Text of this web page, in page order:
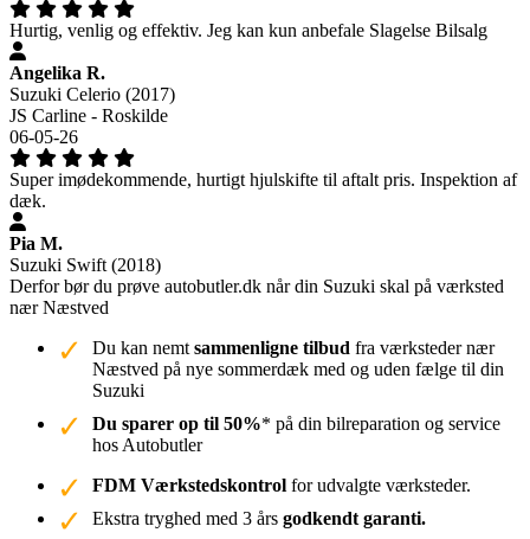
Hurtig, venlig og effektiv. Jeg kan kun anbefale Slagelse Bilsalg
Angelika R.
Suzuki Celerio (2017)
JS Carline - Roskilde
06-05-26
Super imødekommende, hurtigt hjulskifte til aftalt pris. Inspektion af
dæk.
Pia M.
Suzuki Swift (2018)
Derfor bør du prøve autobutler.dk når din Suzuki skal på værksted
nær Næstved
Du kan nemtsammenligne tilbud fra værksteder nær
Næstved på nye sommerdæk med og uden fælge til din
Suzuki
Du sparer op til 50%* på din bilreparation og service
hos Autobutler
FDM Værkstedskontrol for udvalgte værksteder.
Ekstra tryghed med 3 års godkendt garanti.